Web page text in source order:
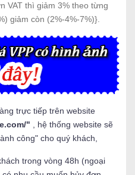
VAT thì giảm 3% theo từng
giảm còn (2%-4%-7%)}.
trực tiếp trên website
"
, hệ thống website sẽ
công" cho quý khách,
trong vòng 48h (ngoại